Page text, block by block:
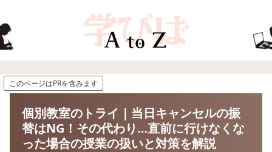
このページはPRを含みます
個別教室のトライ｜当日キャンセルの振
替はNG！その代わり…直前に行けなくな
った場合の授業の扱いと対策を解説